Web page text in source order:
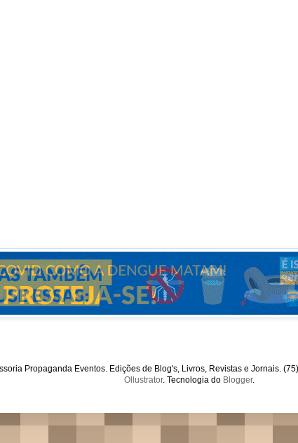
Propaganda Eventos. Edições de Blog's, Livros, Revistas e Jornais.
Ollustrator. Tecnologia do Blogger.